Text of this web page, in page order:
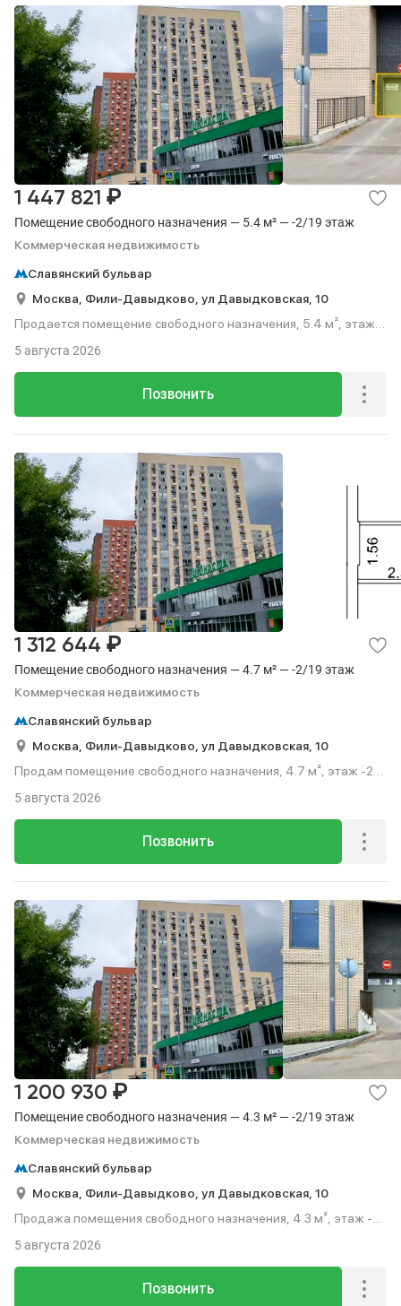
Помещение свободного назначения — 5.4 м² — -2/19 этаж
Коммерческая недвижимость
1 447 821 ₽
Славянский бульвар
Москва, Фили-Давыдково, ул Давыдковская, 10
Продается помещение свободного назначения, 5.4 м², этаж
Позвонить
5 августа 2026
Помещение свободного назначения — 4.7 м² — -2/19 этаж
Коммерческая недвижимость
1 312 644 ₽
Славянский бульвар
Москва, Фили-Давыдково, ул Давыдковская, 10
Продам помещение свободного назначения, 4.7 м², этаж -2
Позвонить
5 августа 2026
Помещение свободного назначения — 4.3 м² — -2/19 этаж
Коммерческая недвижимость
1 200 930 ₽
Славянский бульвар
Москва, Фили-Давыдково, ул Давыдковская, 10
Продажа помещения свободного назначения, 4.3 м², этаж -2
Позвонить
5 августа 2026